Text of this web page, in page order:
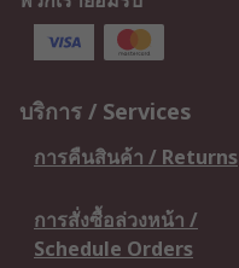
บริการ / Services
การคืนสินค้า / Returns
การสั่งซื้อล่วงหน้า /
Schedule Orders